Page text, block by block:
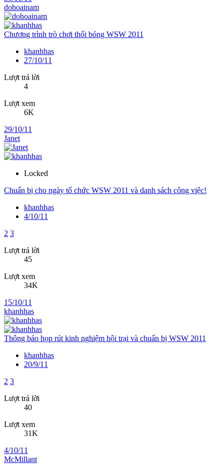
dohoainam
Chương trình trò chơi thổi bóng WSW 2011
khanhhas
27/10/11
Lượt trả lời
4
Lượt xem
6K
29/10/11
Janet
Locked
Chuẩn bị cho ngày tổ chức WSW 2011 và danh sách công việc!
khanhhas
4/10/11
2 3
Lượt trả lời
45
Lượt xem
34K
15/10/11
khanhhas
Thông báo họp rút kinh nghiệm hội trại và chuẩn bị WSW 2011
khanhhas
20/9/11
2 3
Lượt trả lời
40
Lượt xem
31K
4/10/11
McMillant